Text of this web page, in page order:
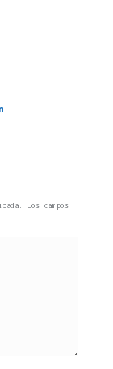
Los campos